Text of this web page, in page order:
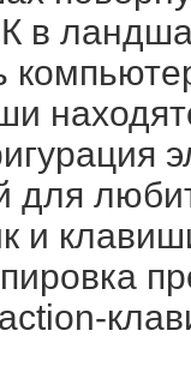
в
для
и